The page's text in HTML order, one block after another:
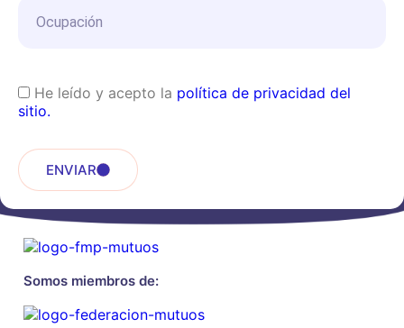
He leído y acepto la política de privacidad del
sitio.
ENVIAR
Somos miembros de: